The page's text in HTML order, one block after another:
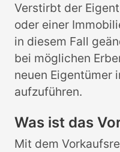
Verstirbt der
oder einer
in diesem Fall
bei möglichen
neuen Eigentümer
aufzuführen.
Was ist das
Mit dem